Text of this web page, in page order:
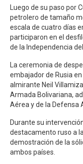
Luego de su paso por
petrolero de tamaño
escala de cuatro días
participaron en el
de la Independencia
La ceremonia de
embajador de Rusia
almirante Neil
Armada Bolivariana,
Aérea y de la Defensa
Durante su
destacamento ruso a
demostración de la
ambos países.